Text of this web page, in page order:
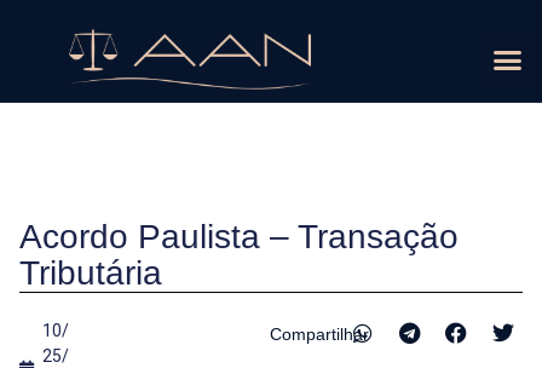
Acordo Paulista – Transação
Tributária
10/
25/
Compartilhar